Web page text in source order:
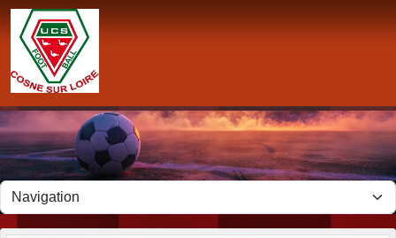
Panneau de gestion des cookies